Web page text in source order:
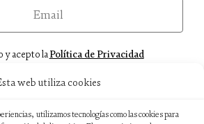
web utiliza cookies
utilizamos tecnologías como las cookies para
y acepto laPolítica de Privacidad